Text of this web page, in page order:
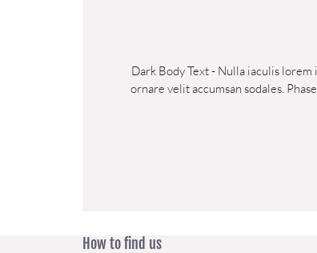
Dark Body Text - Nulla iaculis
ornare velit accumsan sodales.
How to find us